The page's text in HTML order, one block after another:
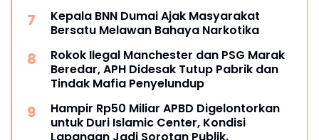
Kepala BNN Dumai Ajak Masyarakat
Bersatu Melawan Bahaya Narkotika
Rokok Ilegal Manchester dan PSG Marak
Beredar, APH Didesak Tutup Pabrik dan
Tindak Mafia Penyelundup
Hampir Rp50 Miliar APBD Digelontorkan
untuk Duri Islamic Center, Kondisi
Lapangan Jadi Sorotan Publik.